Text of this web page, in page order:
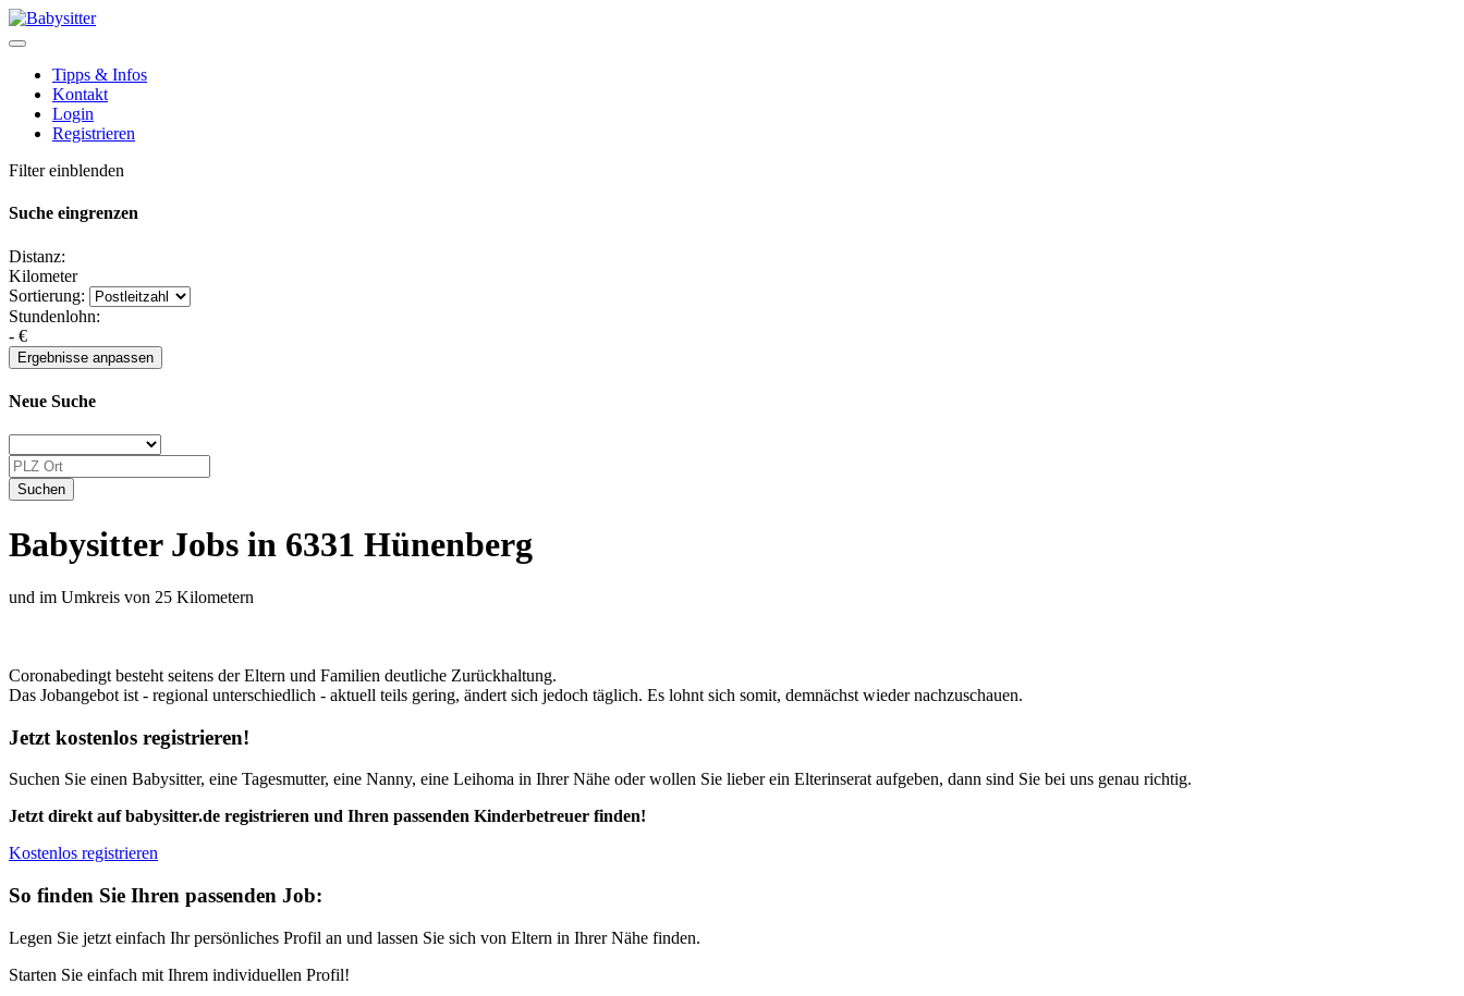
Tipps & Infos
Kontakt
Login
Registrieren
Filter einblenden
Suche eingrenzen
Distanz:
Kilometer
Sortierung:
Stundenlohn:
- €
Neue Suche
Babysitter Jobs in 6331 Hünenberg
und im Umkreis von 25 Kilometern
Coronabedingt besteht seitens der Eltern und Familien deutliche Zurückhaltung.
Das Jobangebot ist - regional unterschiedlich - aktuell teils gering, ändert sich jedoch täglich. Es lohnt sich somit, demnächst wieder nachzuschauen.
Jetzt kostenlos registrieren!
Suchen Sie einen Babysitter, eine Tagesmutter, eine Nanny, eine Leihoma in Ihrer Nähe oder wollen Sie lieber ein Elterinserat aufgeben, dann sind Sie bei uns genau richtig.
Jetzt direkt auf babysitter.de registrieren und Ihren passenden Kinderbetreuer finden!
Kostenlos registrieren
So finden Sie Ihren passenden Job:
Legen Sie jetzt einfach Ihr persönliches Profil an und lassen Sie sich von Eltern in Ihrer Nähe finden.
Starten Sie einfach mit Ihrem individuellen Profil!